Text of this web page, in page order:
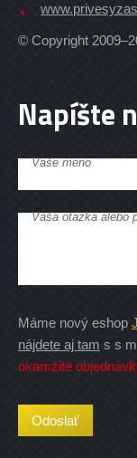
© Copyright
Napíšte
Vaše meno
Vaša otázka alebo
Máme nový eshop
nájdete aj tam s s
okamžité